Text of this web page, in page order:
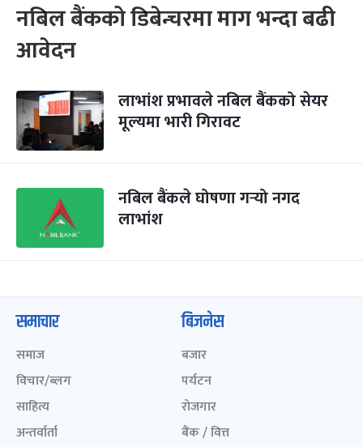
नबिल बैंकको डिबेन्चरमा माग भन्दा बढी
आवेदन
लाभांश प्रभावले नबिल बैंकको सेयर
मूल्यमा भारी गिरावट
नबिल बैंकले घोषणा गर्‍यो नगद
लाभांश
समाचार
समाज
विचार/ब्लग
साहित्य
अन्तर्वार्ता
बिजनेस
बजार
पर्यटन
रोजगार
बैंक / वित्त